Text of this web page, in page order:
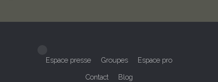
Espace presse Groupes Espace pro
Contact Blog